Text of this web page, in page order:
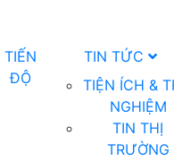
TIẾN
ĐỘ
TIN TỨC
TIỆN ÍCH &
NGHIỆM
TIN THỊ
TRƯỜNG